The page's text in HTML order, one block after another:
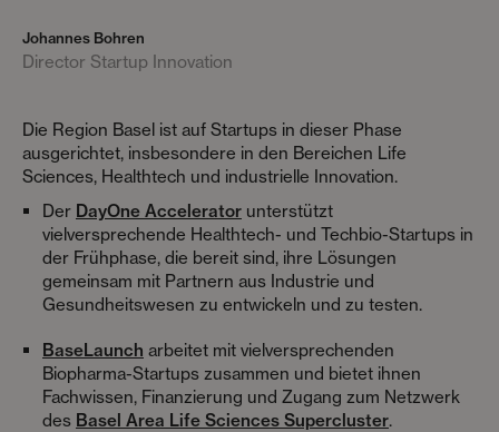
Johannes Bohren
Director Startup Innovation
Die Region Basel ist auf Startups in dieser Phase
ausgerichtet, insbesondere in den Bereichen Life
Sciences, Healthtech und industrielle Innovation.
Der DayOne Accelerator unterstützt
vielversprechende Healthtech- und Techbio-Startups in
der Frühphase, die bereit sind, ihre Lösungen
gemeinsam mit Partnern aus Industrie und
Gesundheitswesen zu entwickeln und zu testen.
BaseLaunch arbeitet mit vielversprechenden
Biopharma-Startups zusammen und bietet ihnen
Fachwissen, Finanzierung und Zugang zum Netzwerk
des Basel Area Life Sciences Supercluster.